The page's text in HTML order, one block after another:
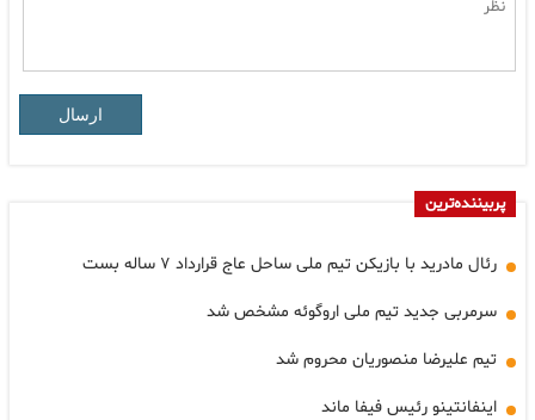
ارسال
پربیننده‌ترین
رئال مادرید با بازیکن تیم ملی ساحل عاج قرارداد ۷ ساله بست
سرمربی جدید تیم ملی اروگوئه مشخص شد
تیم علیرضا منصوریان محروم شد
اینفانتینو رئیس فیفا ماند